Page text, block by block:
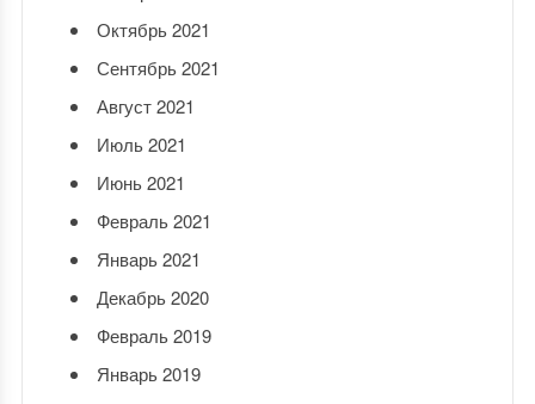
Октябрь 2021
Сентябрь 2021
Август 2021
Июль 2021
Июнь 2021
Февраль 2021
Январь 2021
Декабрь 2020
Февраль 2019
Январь 2019